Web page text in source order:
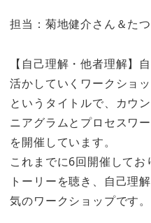
担当：菊地健介さん＆た
【自己理解・他者理解】
活かしていくワークショ
というタイトルで、カウ
ニアグラムとプロセスワ
を開催しています。
これまでに6回開催して
トーリーを聴き、自己理
気のワークショップです。